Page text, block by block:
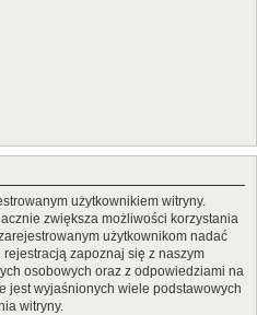
użytkownikiem witryny.
zwiększa możliwości korzystania
użytkownikom nadać
zapoznaj się z naszym
osobowych oraz z odpowiedziami na
jest wyjaśnionych wiele podstawowych
witryny.